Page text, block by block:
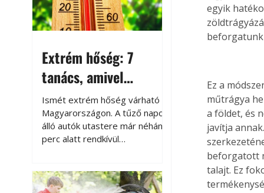
Extrém hőség: 7
tanács, amivel
megóvhatjuk
autónkat a nyári
károktól
Ismét extrém hőség várható
Magyarországon. A tűző napon
álló autók utastere már néhány
perc alatt rendkívül
megközelítheti. Ez nemcsak a
beszállást teszi kellemetlenné,
egyik
beforgatunk
Ez a
műtrágya
a földet, és
javítja
beforgatott
talajt. Ez